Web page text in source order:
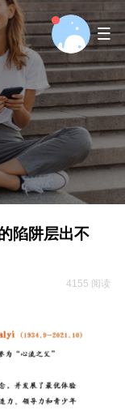
陷阱层出不
4155 阅读